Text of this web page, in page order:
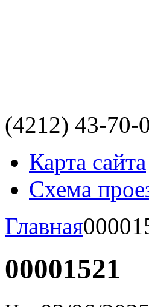
(4212) 43-70-
Карта сайта
Схема
Главная
00001521